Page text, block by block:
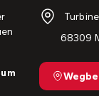
68309